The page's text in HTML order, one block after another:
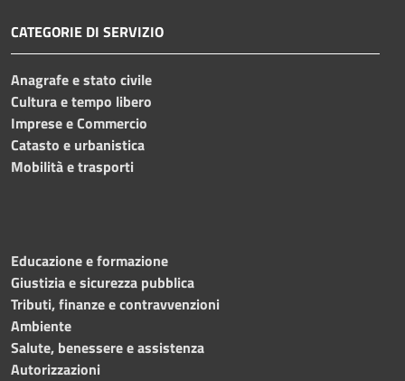
CATEGORIE DI SERVIZIO
Anagrafe e stato civile
Cultura e tempo libero
Imprese e Commercio
Catasto e urbanistica
Mobilità e trasporti
Educazione e formazione
Giustizia e sicurezza pubblica
Tributi, finanze e contravvenzioni
Ambiente
Salute, benessere e assistenza
Autorizzazioni